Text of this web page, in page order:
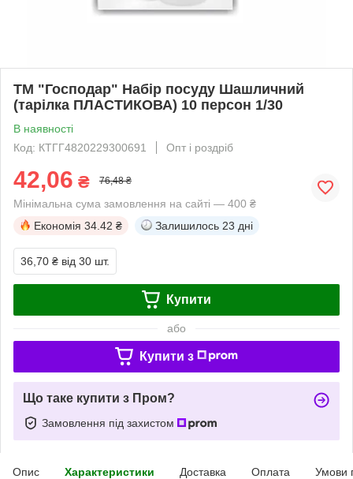
ТМ "Господар" Набір посуду Шашличний
(тарілка ПЛАСТИКОВА) 10 персон 1/30
В наявності
Код: КТГГ4820229300691
Опт і роздріб
42,06 ₴ 76,48 ₴
Мінімальна сума замовлення на сайті — 400 ₴
Економія 34.42 ₴ Залишилось 23 дні
36,70 ₴ від 30 шт.
Купити
або
Купити з
Що таке купити з Пром?
Замовлення під захистом
Опис Характеристики Доставка Оплата Умови